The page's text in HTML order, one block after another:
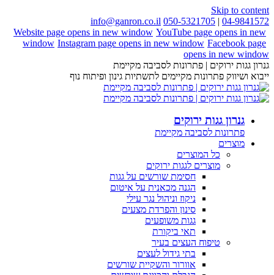
Skip to content
04-9841572
|
050-5321705
info@ganron.co.il
Website page opens in new window YouTube page opens in new
window Instagram page opens in new window Facebook page
opens in new window
גנרון גגות ירוקים | פתרונות לסביבה מקיימת
ייבוא ושיווק פתרונות מקיימים לתשתיות גינון ופיתוח נוף
גנרון גגות ירוקים
פתרונות לסביבה מקיימת
מוצרים
כל המוצרים
מוצרים לגגות ירוקים
חסימת שורשים על גגות
הגנה מכאנית על איטום
ניקוז וניהול נגר עילי
סינון והפרדת מצעים
גגות משופעים
תאי ביקורת
טיפוח העצים בעיר
בתי גידול לעצים
אוורור והשקיית שורשים